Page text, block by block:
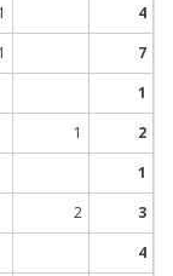
1 4
1 7
1
1 2
1
2 3
4